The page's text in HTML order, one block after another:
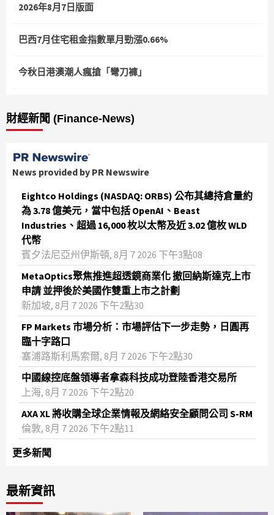
2026年8月7日版面
巴西7月住宅租金指數單月勁漲0.66%
今秋日港澳潮人瘋搶「彎刀褲」
財經新聞 (Finance-News)
News provided by PR Newswire
Eightco Holdings (NASDAQ: ORBS) 公布其總持倉量約
為 3.78 億美元，當中包括 OpenAI、Beast
Industries、超過 16,000 枚以太幣及近 3.02 億枚 WLD
代幣
賓夕法尼亞州伊斯頓, 8月 7 2026 下午3點08
MetaOptics聚焦推進超透鏡商業化 撤回納斯達克上市
申請 並押後於美國作雙重上市之計劃
新加坡, 8月 7 2026 下午2點30
FP Markets 市場分析：市場評估下一步走勢，日圓再
臨十字路口
塞浦路斯利馬索爾, 8月 7 2026 下午2點30
中國線控底盤領導者拿森科技成功登陸香港交易所
上海, 8月 7 2026 下午2點20
AXA XL 將收購全球企業情報及網絡安全顧問公司 S-RM
倫敦, 8月 7 2026 下午2點11
更多新聞
最新資訊